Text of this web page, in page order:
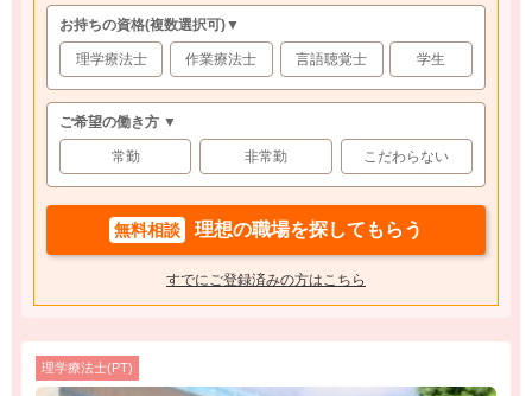
お持ちの資格(複数選択可)▼
理学療法士 作業療法士 言語聴覚士 学生
ご希望の働き方 ▼
常勤 非常勤 こだわらない
無料相談 理想の職場を探してもらう
すでにご登録済みの方はこちら
理学療法士(PT)